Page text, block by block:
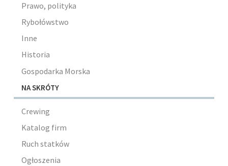
Prawo, polityka
Rybołówstwo
Inne
Historia
Gospodarka Morska
NA SKRÓTY
Crewing
Katalog firm
Ruch statków
Ogłoszenia